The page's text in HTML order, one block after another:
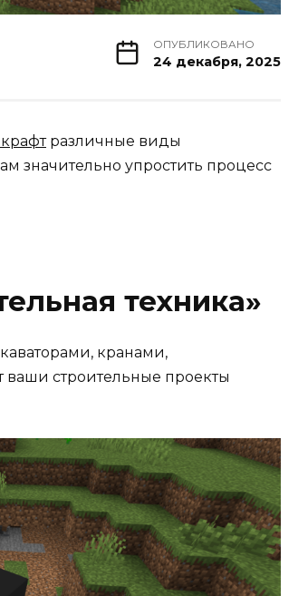
ОПУБЛИКОВАНО
24 декабря, 2025
различные виды
значительно упростить процесс
техника»
кранами,
строительные проекты